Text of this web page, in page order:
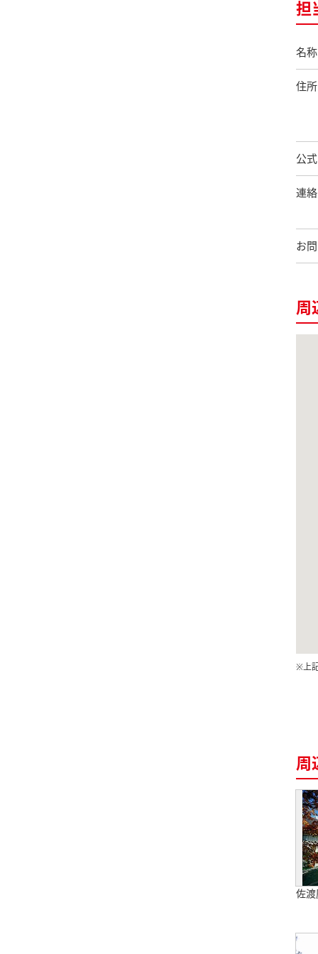
担
名称
住所
公
連
お
周
※上
周
佐